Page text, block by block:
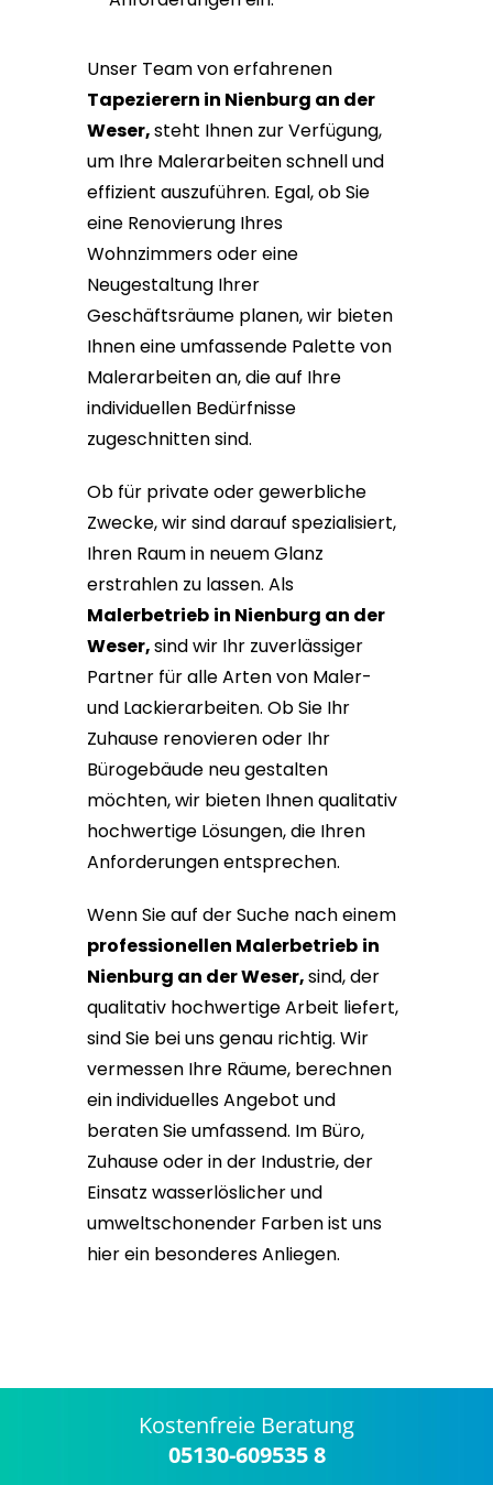
Unser Team von erfahrenen
Tapezierern in Nienburg an der
Weser,steht Ihnen zur Verfügung,
um Ihre Malerarbeiten schnell und
effizient auszuführen. Egal, ob Sie
eine Renovierung Ihres
Wohnzimmers oder eine
Neugestaltung Ihrer
Geschäftsräume planen, wir bieten
Ihnen eine umfassende Palette von
Malerarbeiten an, die auf Ihre
individuellen Bedürfnisse
zugeschnitten sind.
Ob für private oder gewerbliche
Zwecke, wir sind darauf spezialisiert,
Ihren Raum in neuem Glanz
erstrahlen zu lassen. Als
Malerbetrieb in Nienburg an der
Weser,sind wir Ihr zuverlässiger
Partner für alle Arten von Maler-
und Lackierarbeiten. Ob Sie Ihr
Zuhause renovieren oder Ihr
Bürogebäude neu gestalten
möchten, wir bieten Ihnen qualitativ
hochwertige Lösungen, die Ihren
Anforderungen entsprechen.
Wenn Sie auf der Suche nach einem
professionellen Malerbetrieb in
Nienburg an der Weser,sind, der
qualitativ hochwertige Arbeit liefert,
sind Sie bei uns genau richtig. Wir
vermessen Ihre Räume, berechnen
ein individuelles Angebot und
beraten Sie umfassend. Im Büro,
Zuhause oder in der Industrie, der
Einsatz wasserlöslicher und
umweltschonender Farben ist uns
hier ein besonderes Anliegen.
Kostenfreie Beratung
05130-609535 8